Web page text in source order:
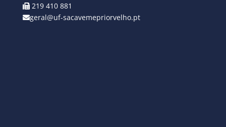
219 410 881
geral@uf-sacavemepriorvelho.pt